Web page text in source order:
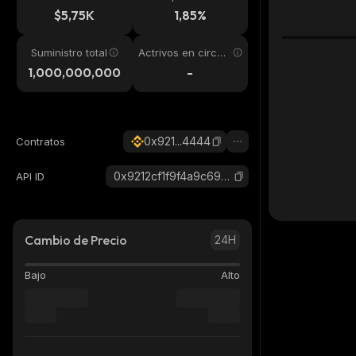
$5,75K 1,85%
Suministro total
1,000,000,000
Actrivos en circul
-
Contratos 0x921...4444
API ID 0x9212cf1f9f4a9c69bb010146ba5b0725169d4444_binance_smart
Cambio de Precio 24H
Bajo Alto